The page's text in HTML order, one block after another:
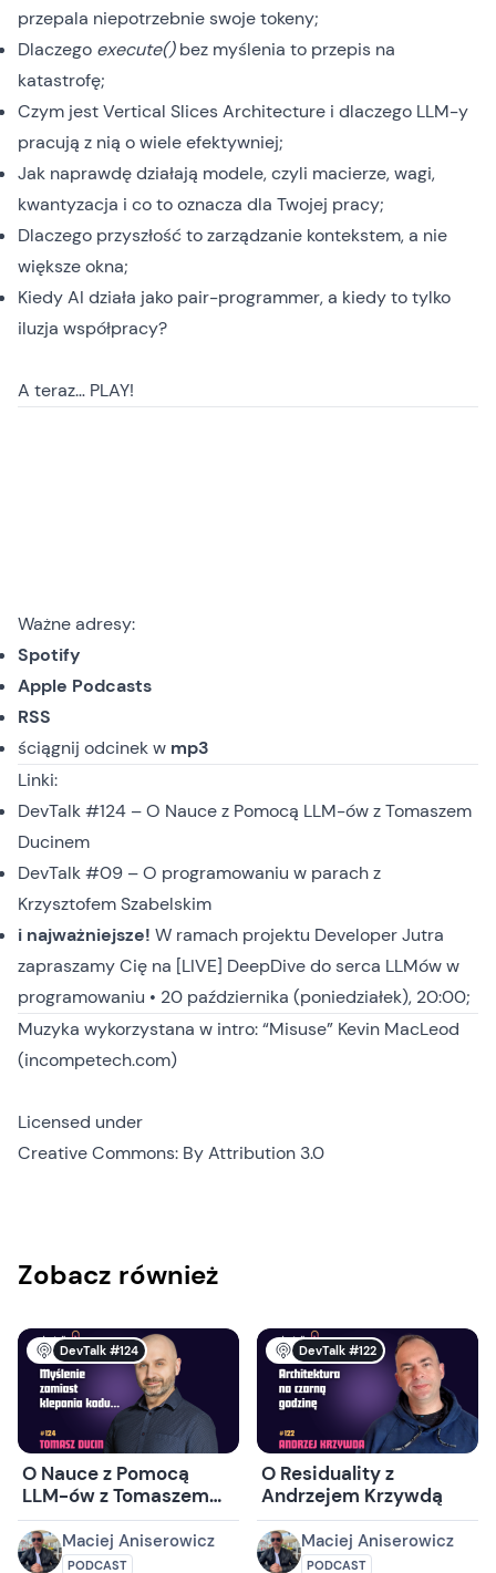
przepala niepotrzebnie swoje tokeny;
Dlaczego execute()bez myślenia to przepis na
katastrofę;
Czym jest Vertical Slices Architecture i dlaczego LLM-y
pracują z nią o wiele efektywniej;
Jak naprawdę działają modele, czyli macierze, wagi,
kwantyzacja i co to oznacza dla Twojej pracy;
Dlaczego przyszłość to zarządzanie kontekstem, a nie
większe okna;
Kiedy AI działa jako pair-programmer, a kiedy to tylko
iluzja współpracy?
A teraz… PLAY!
Ważne adresy:
Spotify
Apple Podcasts
RSS
ściągnij odcinekw mp3
Linki:
DevTalk #124 – O Nauce z Pomocą LLM-ów z Tomaszem
Ducinem
DevTalk #09 – O programowaniu w parach z
Krzysztofem Szabelskim
i najważniejsze! W ramach projektu Developer Jutra
zapraszamy Cię na [LIVE] DeepDive do serca LLMów w
programowaniu • 20 października (poniedziałek), 20:00;
Muzyka wykorzystana w intro: “Misuse” Kevin MacLeod
(incompetech.com)
Licensed under
Creative Commons: By Attribution 3.0
Zobacz również
DevTalk #124
O Nauce z Pomocą
LLM-ów z Tomaszem
Ducinem
Maciej Aniserowicz
PODCAST
DevTalk #122
O Residuality z
Andrzejem Krzywdą
Maciej Aniserowicz
PODCAST